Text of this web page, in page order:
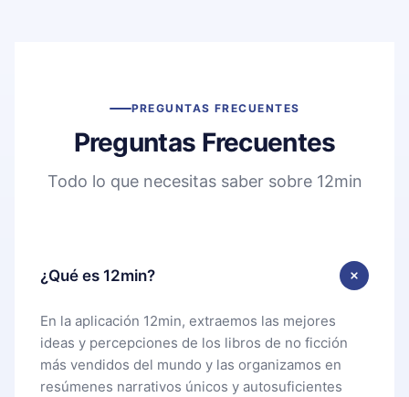
PREGUNTAS FRECUENTES
Preguntas Frecuentes
Todo lo que necesitas saber sobre 12min
¿Qué es 12min?
En la aplicación 12min, extraemos las mejores
ideas y percepciones de los libros de no ficción
más vendidos del mundo y las organizamos en
resúmenes narrativos únicos y autosuficientes